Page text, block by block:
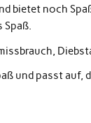
bietet noch
Spaß.
und passt